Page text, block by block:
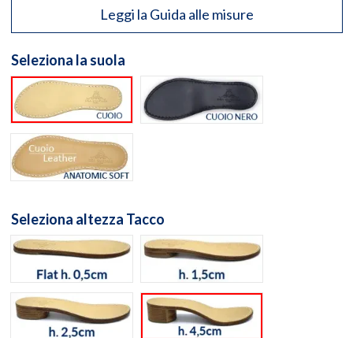
Leggi la Guida alle misure
Seleziona la suola
Suola cuoio naturale
Suola cuoio nero
Suola Anatomic Soft Cuoio
Seleziona altezza Tacco
flat h. 0,5cm
h. 1,5cm
h. 2,5cm h. 4,5cm